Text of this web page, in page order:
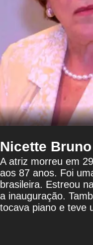
Nicette Bruno
A atriz morreu em
aos 87 anos. Foi
brasileira. Estreou
a inauguração.
tocava piano e teve